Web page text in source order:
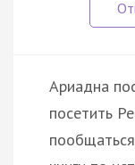
Ариадна
посетить